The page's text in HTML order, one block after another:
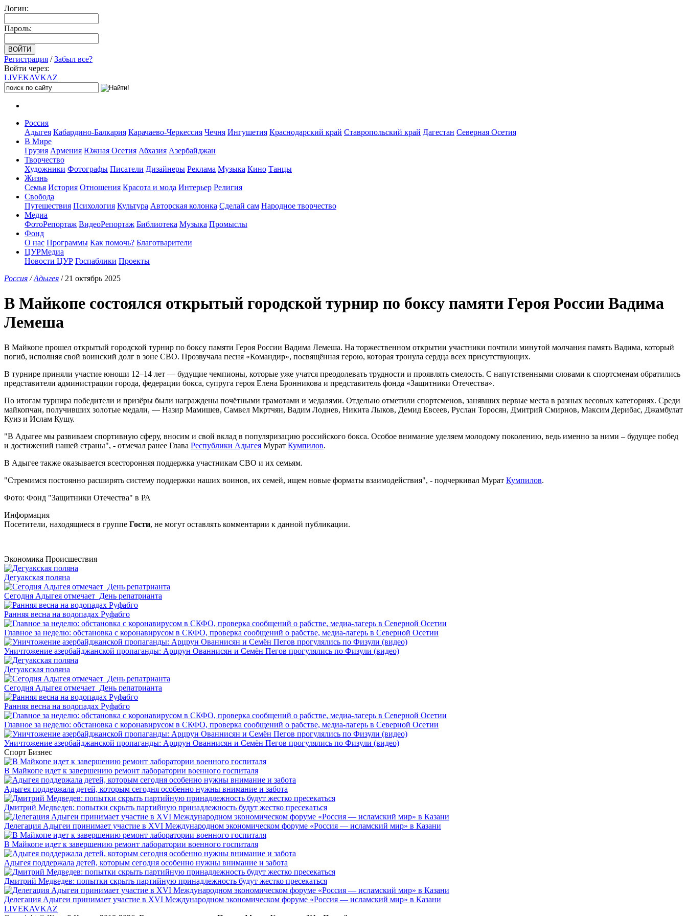
Логин:
Пароль:
Регистрация /Забыл все?
Войти через:
LIVEKAVKAZ
Россия
Адыгея Кабардино-Балкария Карачаево-Черкессия Чечня Ингушетия Краснодарский край Ставропольский край Дагестан Северная Осетия
В Мире
Грузия Армения Южная Осетия Абхазия Азербайджан
Творчество
Художники Фотографы Писатели Дизайнеры Реклама Музыка Кино Танцы
Жизнь
Семья История Отношения Красота и мода Интерьер Религия
Свобода
Путешествия Психология Культура Авторская колонка Сделай сам Народное творчество
Медиа
ФотоРепортаж ВидеоРепортаж Библиотека Музыка Промыслы
Фонд
О нас Программы Как помочь? Благотварители
ЦУРМедиа
Новости ЦУР Госпаблики Проекты
Россия /Адыгея / 21 октябрь 2025
В Майкопе состоялся открытый городской турнир по боксу памяти Героя России Вадима
Лемеша
В Майкопе прошел открытый городской турнир по боксу памяти Героя России Вадима Лемеша. На торжественном открытии участники почтили минутой молчания память Вадима, который
погиб, исполняя свой воинский долг в зоне СВО. Прозвучала песня «Командир», посвящённая герою, которая тронула сердца всех присутствующих.
В турнире приняли участие юноши 12–14 лет — будущие чемпионы, которые уже учатся преодолевать трудности и проявлять смелость. С напутственными словами к спортсменам обратились
представители администрации города, федерации бокса, супруга героя Елена Бронникова и представитель фонда «Защитники Отечества».
По итогам турнира победители и призёры были награждены почётными грамотами и медалями. Отдельно отметили спортсменов, занявших первые места в разных весовых категориях. Среди
майкопчан, получивших золотые медали, — Назир Мамишев, Самвел Мкртчян, Вадим Лоднев, Никита Лыков, Демид Евсеев, Руслан Торосян, Дмитрий Смирнов, Максим Дерибас, Джамбулат
Куиз и Ислам Кушу.
"В Адыгее мы развиваем спортивную сферу, вносим и свой вклад в популяризацию российского бокса. Особое внимание уделяем молодому поколению, ведь именно за ними – будущее побед
и достижений нашей страны", - отмечал ранее Глава Республики Адыгея Мурат Кумпилов.
В Адыгее также оказывается всесторонняя поддержка участникам СВО и их семьям.
"Стремимся постоянно расширять систему поддержки наших воинов, их семей, ищем новые форматы взаимодействия", - подчеркивал Мурат Кумпилов.
Фото: Фонд "Защитники Отечества" в РА
Информация
Посетители, находящиеся в группе Гости, не могут оставлять комментарии к данной публикации.
Экономика Происшествия
Дегуакская поляна
Сегодня Адыгея отмечает День репатрианта
Ранняя весна на водопадах Руфабго
Главное за неделю: обстановка с коронавирусом в СКФО, проверка сообщений о рабстве, медиа-лагерь в Северной Осетии
Уничтожение азербайджанской пропаганды: Арцрун Ованнисян и Семён Пегов прогулялись по Физули (видео)
Дегуакская поляна
Сегодня Адыгея отмечает День репатрианта
Ранняя весна на водопадах Руфабго
Главное за неделю: обстановка с коронавирусом в СКФО, проверка сообщений о рабстве, медиа-лагерь в Северной Осетии
Уничтожение азербайджанской пропаганды: Арцрун Ованнисян и Семён Пегов прогулялись по Физули (видео)
Спорт Бизнес
В Майкопе идет к завершению ремонт лаборатории военного госпиталя
Адыгея поддержала детей, которым сегодня особенно нужны внимание и забота
Дмитрий Медведев: попытки скрыть партийную принадлежность будут жестко пресекаться
Делегация Адыгеи принимает участие в XVI Международном экономическом форуме «Россия — исламский мир» в Казани
В Майкопе идет к завершению ремонт лаборатории военного госпиталя
Адыгея поддержала детей, которым сегодня особенно нужны внимание и забота
Дмитрий Медведев: попытки скрыть партийную принадлежность будут жестко пресекаться
Делегация Адыгеи принимает участие в XVI Международном экономическом форуме «Россия — исламский мир» в Казани
LIVEKAVKAZ